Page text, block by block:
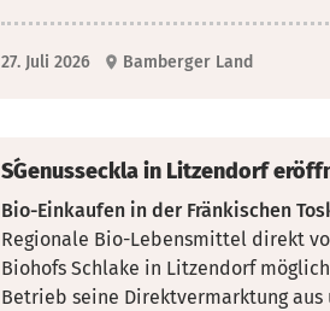
27. Juli 2026 Bamberger Land
S´Genusseckla in Litzendorf
Bio-Einkaufen in der Fränkischen
Regionale Bio-Lebensmittel direkt
Biohofs Schlake in Litzendorf
Betrieb seine Direktvermarktung